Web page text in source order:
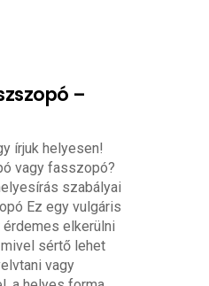
–
írjuk helyesen!
vagy fasszopó?
szabályai
Ez egy vulgáris
elkerülni
sértő lehet
vagy